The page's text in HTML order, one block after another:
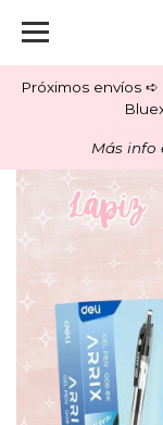
Próximos envíos ➪
Más info